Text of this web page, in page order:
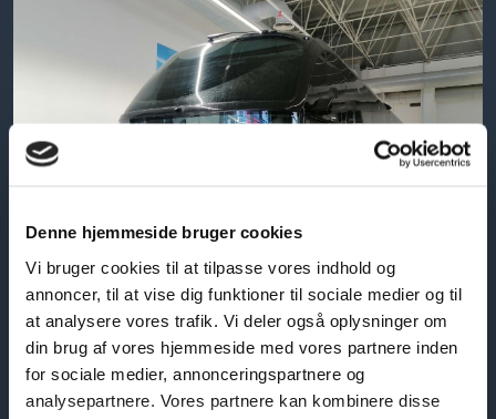
Denne hjemmeside bruger cookies
Vi bruger cookies til at tilpasse vores indhold og
annoncer, til at vise dig funktioner til sociale medier og til
at analysere vores trafik. Vi deler også oplysninger om
din brug af vores hjemmeside med vores partnere inden
for sociale medier, annonceringspartnere og
analysepartnere. Vores partnere kan kombinere disse